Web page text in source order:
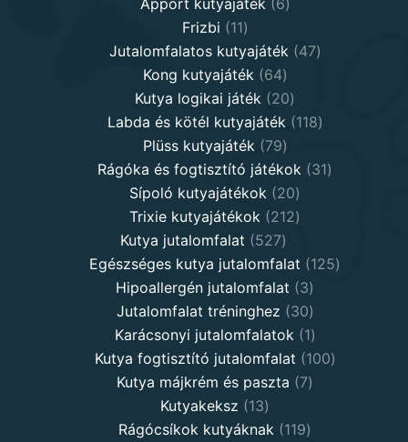
Apport kutyajáték 6
Frizbi 1111
products
Jutalomfalatos kutyajáték 4747
Kong kutyajáték 6464
products
Kutya logikai játék 2020
products
Labda és kötél kutyajáték 118118
Plüss kutyajáték 7979
products
Rágóka és fogtisztító játékok 3131
Sípoló kutyajátékok 2020
products
Trixie kutyajátékok 212212
Kutya jutalomfalat 527527
products
Egészséges kutya jutalomfalat 125125
Hipoallergén jutalomfalat 33
products
Jutalomfalat tréninghez 3030
products
Karácsonyi jutalomfalatok 11
product
Kutya fogtisztító jutalomfalat 100100
Kutya májkrém és paszta 77
Kutyakeksz 1313
products
Rágócsíkok kutyáknak 119119